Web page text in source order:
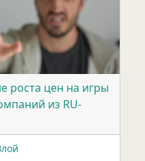
роста цен на игры
из RU-